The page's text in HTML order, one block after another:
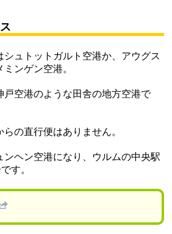
シュトットガルト空港か、アウグス
ンゲン空港。
戸空港のような田舎の地方空港で
の直行便はありません。
ンヘン空港になり、ウルムの中央駅
す。